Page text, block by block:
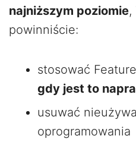
najniższym poziomie,
powinniście:
stosować
gdy jest to
usuwać
oprogramowania